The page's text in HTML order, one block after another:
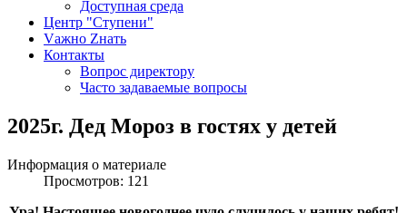
Доступная среда
Центр "Ступени"
Vажно Zнать
Контакты
Вопрос директору
Часто задаваемые вопросы
2025г. Дед Мороз в гостях у детей
Информация о материале
Просмотров: 121